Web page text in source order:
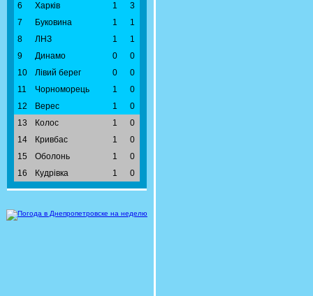
6
Харків 1
3
7
Буковина 1
1
8
ЛНЗ 1
1
9
Динамо 0
0
10
Лівий берег 0
0
11
Чорноморець 1
0
12
Верес 1
0
13
Колос 1
0
14
Кривбас 1
0
15
Оболонь 1
0
16
Кудрівка 1 0